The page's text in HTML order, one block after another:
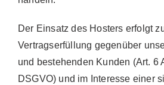
Der Einsatz des Hosters erfolgt
Vertragserfüllung gegenüber
und bestehenden Kunden (Art. 6
DSGVO) und im Interesse einer